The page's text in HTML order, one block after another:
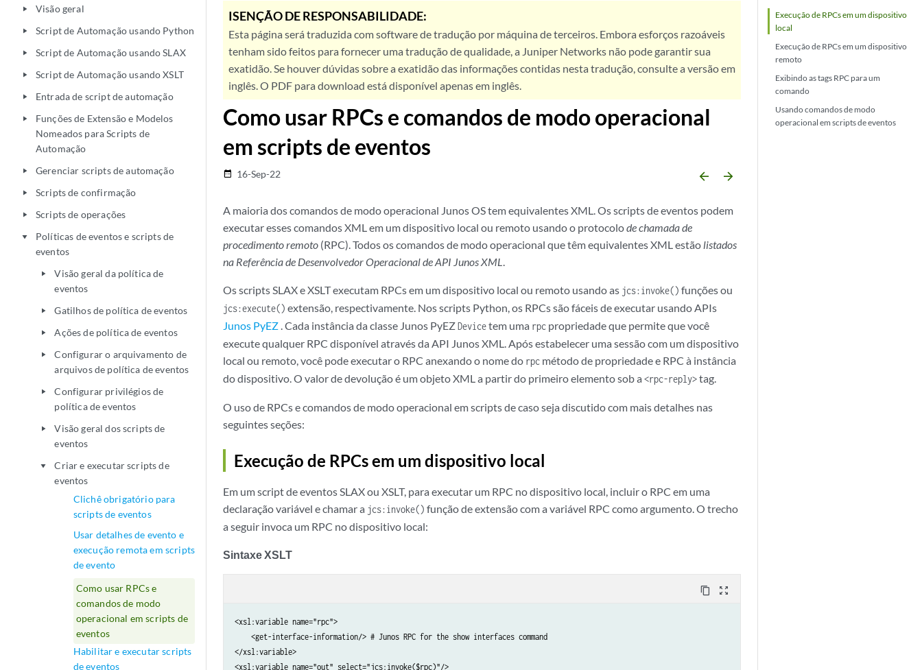
play_arrow Visão geral
play_arrow Script de Automação usando Python
play_arrow Script de Automação usando SLAX
play_arrow Script de Automação usando XSLT
play_arrow Entrada de script de automação
play_arrow
Funções de Extensão e Modelos
Nomeados para Scripts de
Automação
play_arrow Gerenciar scripts de automação
play_arrow Scripts de confirmação
play_arrow Scripts de operações
play_arrow
Políticas de eventos e scripts de
eventos
play_arrow
Visão geral da política de
eventos
play_arrow Gatilhos de política de eventos
play_arrow Ações de política de eventos
play_arrow
Configurar o arquivamento de
arquivos de política de eventos
play_arrow
Configurar privilégios de
política de eventos
play_arrow
Visão geral dos scripts de
eventos
play_arrow
Criar e executar scripts de
eventos
Clichê obrigatório para
scripts de eventos
Usar detalhes de evento e
execução remota em scripts
de evento
Como usar RPCs e
comandos de modo
operacional em scripts de
eventos
Habilitar e executar scripts
de eventos
Execução de RPCs em um dispositivo
local
Execução de RPCs em um dispositivo
remoto
Exibindo as tags RPC para um
comando
Usando comandos de modo
operacional em scripts de eventos
ISENÇÃO DE RESPONSABILIDADE:
Esta página será traduzida com software de tradução por máquina de terceiros. Embora esforços razoáveis
tenham sido feitos para fornecer uma tradução de qualidade, a Juniper Networks não pode garantir sua
exatidão. Se houver dúvidas sobre a exatidão das informações contidas nesta tradução, consulte a versão em
inglês. O PDF para download está disponível apenas em inglês.
Como usar RPCs e comandos de modo operacional
em scripts de eventos
date_range 16-Sep-22 arrow_backward arrow_forward
A maioria dos comandos de modo operacional Junos OS tem equivalentes XML. Os scripts de eventos podem
executar esses comandos XML em um dispositivo local ou remoto usando o protocolode chamada de
procedimento remoto (RPC). Todos os comandos de modo operacional que têm equivalentes XML estão listados
na Referência de Desenvolvedor Operacional de API Junos XML.
Os scripts SLAX e XSLT executam RPCs em um dispositivo local ou remoto usando as jcs:invoke() funções ou
jcs:execute() extensão, respectivamente. Nos scripts Python, os RPCs são fáceis de executar usando APIs
Junos PyEZ . Cada instância da classe Junos PyEZDevicetem uma rpc propriedade que permite que você
execute qualquer RPC disponível através da API Junos XML. Após estabelecer uma sessão com um dispositivo
local ou remoto, você pode executar o RPC anexando o nome do rpc método de propriedade e RPC à instância
do dispositivo. O valor de devolução é um objeto XML a partir do primeiro elemento sob a <rpc-reply>tag.
O uso de RPCs e comandos de modo operacional em scripts de caso seja discutido com mais detalhes nas
seguintes seções:
Execução de RPCs em um dispositivo local
Em um script de eventos SLAX ou XSLT, para executar um RPC no dispositivo local, incluir o RPC em uma
declaração variável e chamar a jcs:invoke() função de extensão com a variável RPC como argumento. O trecho
a seguir invoca um RPC no dispositivo local:
Sintaxe XSLT
content_copy zoom_out_map
<xsl:variable name="rpc">
<get-interface-information/> # Junos RPC for the show interfaces command
</xsl:variable>
<xsl:variable name="out" select="jcs:invoke($rpc)"/>